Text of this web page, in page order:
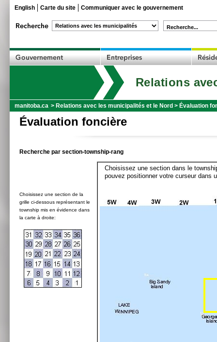
English Carte du site Communiquer avec le gouvernement
Recherche...
Relations
manitoba.ca > Relations avec les municipalités et le Nord > Évaluation
Évaluation foncière
Recherche par section-township-rang
Choisissez une section de la
grille ci-dessous représentant le
township mis en évidence dans
la carte à droite:
Choisissez une section dans le
pouvez positionner votre curseur dans